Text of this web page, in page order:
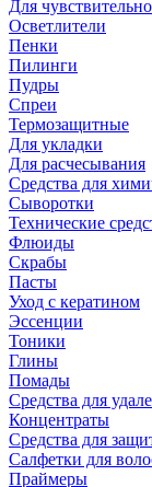
Для
Осветлители
Пенки
Пилинги
Пудры
Спреи
Термозащитные
Для укладки
Для расчесывания
Средства для
Сыворотки
Технические
Флюиды
Скрабы
Пасты
Уход с кератином
Эссенции
Тоники
Глины
Помады
Средства для
Концентраты
Средства для
Салфетки для
Праймеры